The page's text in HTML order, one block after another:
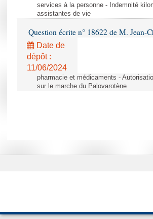
services à la personne - Indemnité
assistantes de vie
Question écrite n° 18622 de M. Jean-
Date de
dépôt :
11/06/2024
pharmacie et médicaments -
sur le marche du Palovarotène